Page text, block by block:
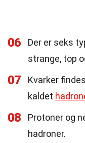
06
Der er seks
strange, top
07
Kvarker
kaldet
08
Protoner og
hadroner.